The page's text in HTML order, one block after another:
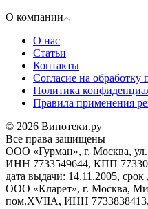
О компании
О нас
Статьи
Контакты
Согласие на
Политика
Правила применения
© 2026 Винотеки.ру
Все права защищены
ООО «Гурман», г. Москва,
ИНН 7733549644, КПП
дата выдачи: 14.11.2005, срок
ООО «Кларет», г. Москва,
пом.XVIIA, ИНН